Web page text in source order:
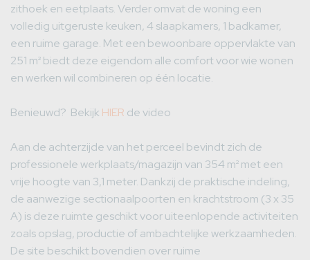
zithoek en eetplaats. Verder omvat de woning een
volledig uitgeruste keuken, 4 slaapkamers, 1 badkamer,
een ruime garage. Met een bewoonbare oppervlakte van
251 m² biedt deze eigendom alle comfort voor wie wonen
en werken wil combineren op één locatie.
Benieuwd? Bekijk HIER de video
Aan de achterzijde van het perceel bevindt zich de
professionele werkplaats/magazijn van 354 m² met een
vrije hoogte van 3,1 meter. Dankzij de praktische indeling,
de aanwezige sectionaalpoorten en krachtstroom (3 x 35
A) is deze ruimte geschikt voor uiteenlopende activiteiten
zoals opslag, productie of ambachtelijke werkzaamheden.
De site beschikt bovendien over ruime